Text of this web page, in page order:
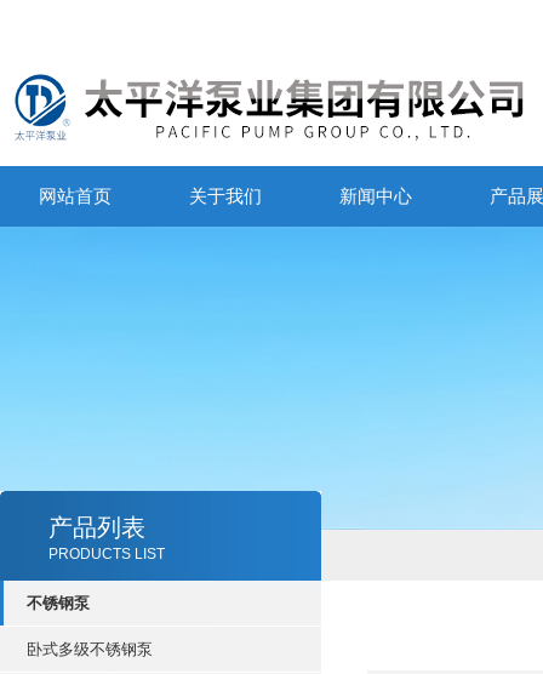
网站首页 关于我们 新闻中心 产品
产品列表
PRODUCTS LIST
不锈钢泵
卧式多级不锈钢泵